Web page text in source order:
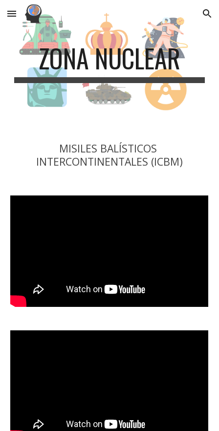
Skip to main content Skip to navigation
ZONA NUCLEAR
MISILES BALÍSTICOS
INTERCONTINENTALES (ICBM)